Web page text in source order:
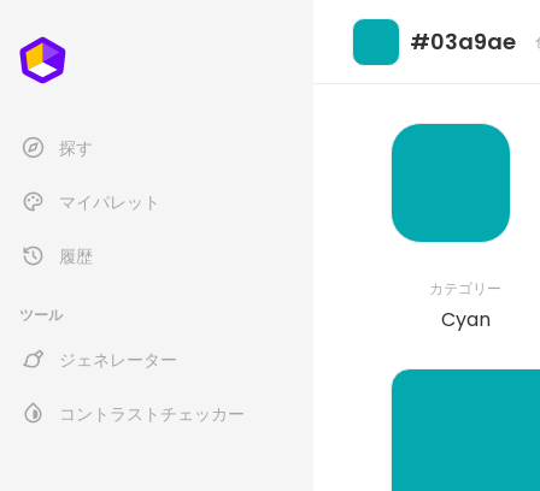
探す
マイパレット
履歴
ツール
ジェネレーター
コントラストチェッカー
#03a9ae
カテゴリー
Cyan